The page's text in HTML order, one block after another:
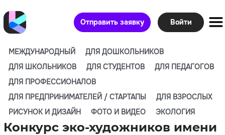
Отправить заявку Войти
МЕЖДУНАРОДНЫЙ
ДЛЯ ДОШКОЛЬНИКОВ
ДЛЯ ШКОЛЬНИКОВ
ДЛЯ СТУДЕНТОВ
ДЛЯ ПЕДАГОГОВ
ДЛЯ ПРОФЕССИОНАЛОВ
ДЛЯ ПРЕДПРИНИМАТЕЛЕЙ / СТАРТАПЫ
ДЛЯ ВЗРОСЛЫХ
РИСУНОК И ДИЗАЙН
ФОТО И ВИДЕО ЭКОЛОГИЯ
Конкурс эко-художников имени